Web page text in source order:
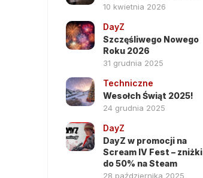
10 kwietnia 2026
DayZ
Szczęśliwego Nowego
Roku 2026
31 grudnia 2025
Techniczne
Wesołch Świąt 2025!
24 grudnia 2025
DayZ
DayZ w promocji na
Scream IV Fest – zniżki
do 50% na Steam
28 października 2025